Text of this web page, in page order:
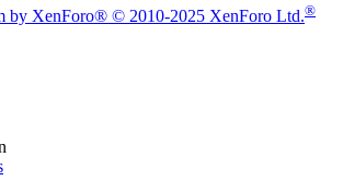
by XenForo® © 2010-2025 XenForo Ltd.®